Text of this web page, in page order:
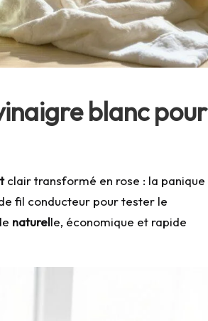
blanc pour
clair transformé en rose : la panique
fil conducteur pour tester le
naturelle, économique et rapide